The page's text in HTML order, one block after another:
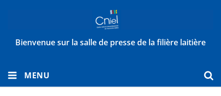
Bienvenue sur la salle de presse de la filière laitière
MENU